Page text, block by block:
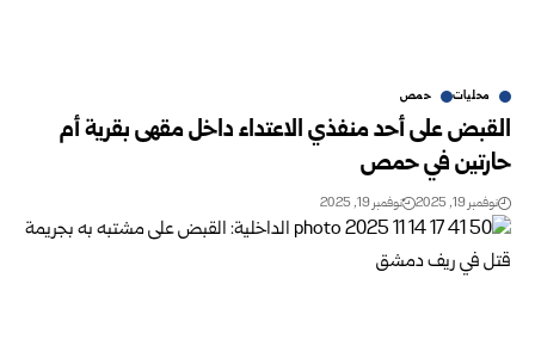
محليات حمص
القبض على أحد منفذي الاعتداء داخل مقهى بقرية أم
حارتين في حمص
نوفمبر 19, 2025 نوفمبر 19, 2025